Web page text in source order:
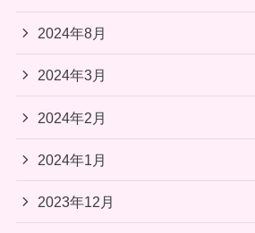
2024年8月
2024年3月
2024年2月
2024年1月
2023年12月